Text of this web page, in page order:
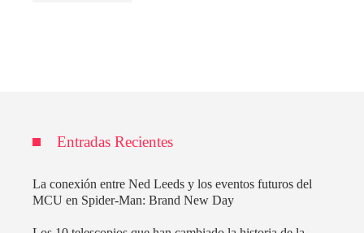
Entradas Recientes
La conexión entre Ned Leeds y los eventos futuros del
MCU en Spider-Man: Brand New Day